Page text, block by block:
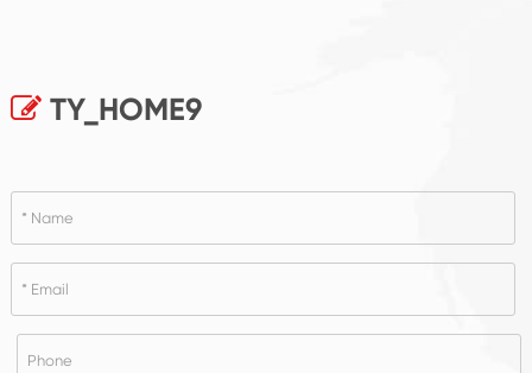
TY_HOME9